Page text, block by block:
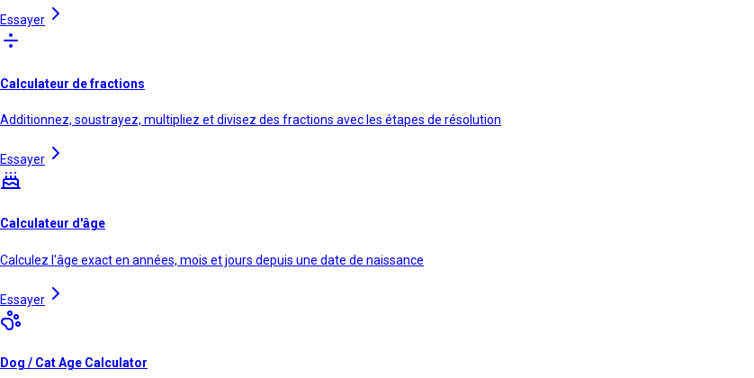
Essayer
Calculateur de fractions
Additionnez, soustrayez, multipliez et divisez des fractions avec les étapes de résolution
Essayer
Calculateur d'âge
Calculez l'âge exact en années, mois et jours depuis une date de naissance
Essayer
Dog / Cat Age Calculator